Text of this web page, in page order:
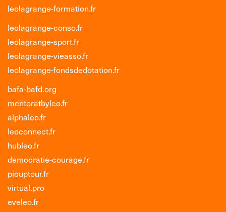
leolagrange-formation.fr
leolagrange-conso.fr
leolagrange-sport.fr
leolagrange-vieasso.fr
leolagrange-fondsdedotation.fr
bafa-bafd.org
mentoratbyleo.fr
alphaleo.fr
leoconnect.fr
hubleo.fr
democratie-courage.fr
picuptour.fr
virtual.pro
eveleo.fr